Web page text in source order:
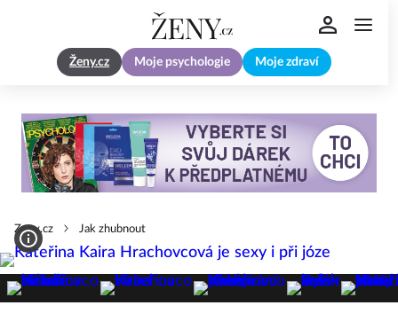
Ženy.cz Moje psychologie Moje zdraví
Zeny.cz Jak zhubnout